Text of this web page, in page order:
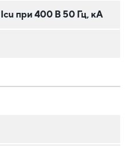
при 400 В 50 Гц, кА